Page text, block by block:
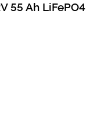
55 Ah LiFePO4